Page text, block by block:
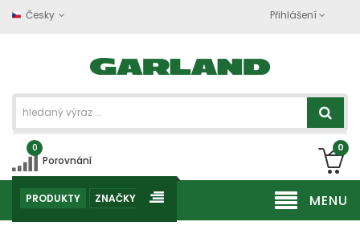
Česky Přihlášení
0
Porovnání
0
MENU
PRODUKTY ZNAČKY